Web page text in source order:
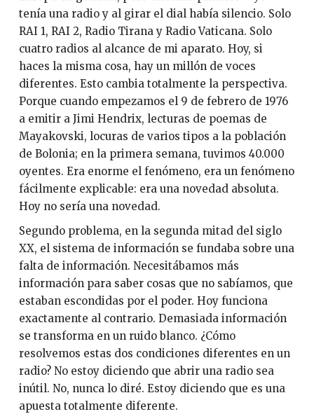
tenía una radio y al girar el dial había silencio. Solo
RAI 1, RAI 2, Radio Tirana y Radio Vaticana. Solo
cuatro radios al alcance de mi aparato. Hoy, si
haces la misma cosa, hay un millón de voces
diferentes. Esto cambia totalmente la perspectiva.
Porque cuando empezamos el 9 de febrero de 1976
a emitir a Jimi Hendrix, lecturas de poemas de
Mayakovski, locuras de varios tipos a la población
de Bolonia; en la primera semana, tuvimos 40.000
oyentes. Era enorme el fenómeno, era un fenómeno
fácilmente explicable: era una novedad absoluta.
Hoy no sería una novedad.
Segundo problema, en la segunda mitad del siglo
XX, el sistema de información se fundaba sobre una
falta de información. Necesitábamos más
información para saber cosas que no sabíamos, que
estaban escondidas por el poder. Hoy funciona
exactamente al contrario. Demasiada información
se transforma en un ruido blanco. ¿Cómo
resolvemos estas dos condiciones diferentes en un
radio? No estoy diciendo que abrir una radio sea
inútil. No, nunca lo diré. Estoy diciendo que es una
apuesta totalmente diferente.